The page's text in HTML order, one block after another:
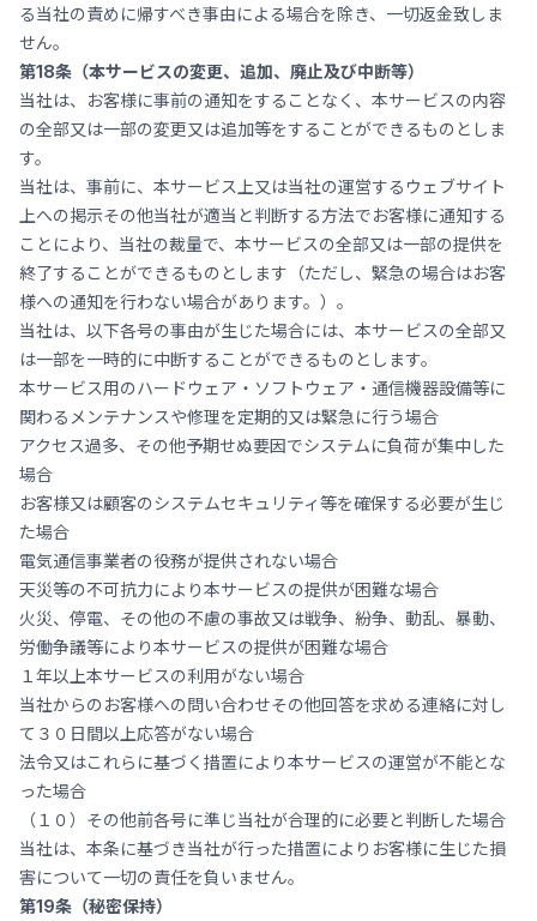
る当社の責めに帰すべき事由による場合を除き、一切返金致しま
せん。
第18条（本サービスの変更、追加、廃止及び中断等）
当社は、お客様に事前の通知をすることなく、本サービスの内容
の全部又は一部の変更又は追加等をすることができるものとしま
す。
当社は、事前に、本サービス上又は当社の運営するウェブサイト
上への掲示その他当社が適当と判断する方法でお客様に通知する
ことにより、当社の裁量で、本サービスの全部又は一部の提供を
終了することができるものとします（ただし、緊急の場合はお客
様への通知を行わない場合があります。）。
当社は、以下各号の事由が生じた場合には、本サービスの全部又
は一部を一時的に中断することができるものとします。
本サービス用のハードウェア・ソフトウェア・通信機器設備等に
関わるメンテナンスや修理を定期的又は緊急に行う場合
アクセス過多、その他予期せぬ要因でシステムに負荷が集中した
場合
お客様又は顧客のシステムセキュリティ等を確保する必要が生じ
た場合
電気通信事業者の役務が提供されない場合
天災等の不可抗力により本サービスの提供が困難な場合
火災、停電、その他の不慮の事故又は戦争、紛争、動乱、暴動、
労働争議等により本サービスの提供が困難な場合
１年以上本サービスの利用がない場合
当社からのお客様への問い合わせその他回答を求める連絡に対し
て３０日間以上応答がない場合
法令又はこれらに基づく措置により本サービスの運営が不能とな
った場合
（１０）その他前各号に準じ当社が合理的に必要と判断した場合
当社は、本条に基づき当社が行った措置によりお客様に生じた損
害について一切の責任を負いません。
第19条（秘密保持）